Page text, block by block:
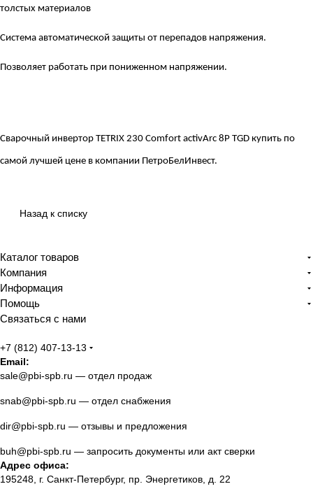
толстых материалов
Система автоматической защиты от перепадов напряжения.
Позволяет работать при пониженном напряжении.
Сварочный инвертор TETRIX 230 Comfort activArc 8P TGD купить по
самой лучшей цене в компании ПетроБелИнвест.
Назад к списку
Каталог товаров
Компания
Информация
Помощь
Связаться с нами
+7 (812) 407-13-13
Email:
sale@pbi-spb.ru — отдел продаж
snab@pbi-spb.ru — отдел снабжения
dir@pbi-spb.ru — отзывы и предложения
buh@pbi-spb.ru — запросить документы или акт сверки
Адрес офиса:
195248, г. Санкт-Петербург, пр. Энергетиков, д. 22